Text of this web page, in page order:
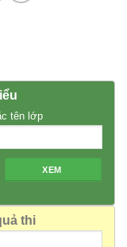
tên lớp
XEM
thi